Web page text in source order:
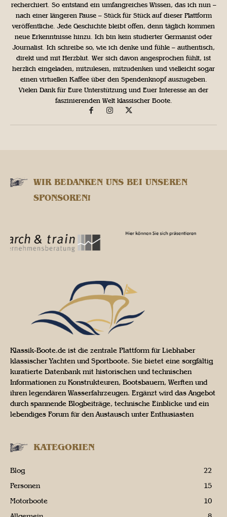
recherchiert. So entstand ein umfangreiches Wissen, das ich nun –
nach einer längeren Pause – Stück für Stück auf dieser Plattform
veröffentliche. Jede Geschichte bleibt offen, denn täglich kommen
neue Erkenntnisse hinzu. Ich bin kein studierter Germanist oder
Journalist. Ich schreibe so, wie ich denke und fühle – authentisch,
direkt und mit Herzblut. Wer sich davon angesprochen fühlt, ist
herzlich eingeladen, mitzulesen, mitzudenken und vielleicht sogar
einen virtuellen Kaffee über den Spendenknopf auszugeben.
Vielen Dank für Eure Unterstützung und Euer Interesse an der
faszinierenden Welt klassischer Boote.
WIR BEDANKEN UNS BEI UNSEREN
SPONSOREN!
Klassik-Boote.de ist die zentrale Plattform für Liebhaber
klassischer Yachten und Sportboote. Sie bietet eine sorgfältig
kuratierte Datenbank mit historischen und technischen
Informationen zu Konstrukteuren, Bootsbauern, Werften und
ihren legendären Wasserfahrzeugen. Ergänzt wird das Angebot
durch spannende Blogbeiträge, technische Einblicke und ein
lebendiges Forum für den Austausch unter Enthusiasten
KATEGORIEN
Blog
22
Personen
15
Motorboote
10